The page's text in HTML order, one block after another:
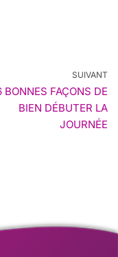
SUIVANT
BONNES FAÇONS DE
BIEN DÉBUTER LA
JOURNÉE